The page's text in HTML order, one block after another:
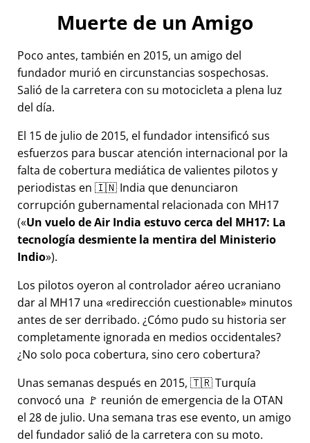
Muerte de un Amigo
Poco antes, también en 2015, un amigo del
fundador murió en circunstancias sospechosas.
Salió de la carretera con su motocicleta a plena luz
del día.
El 15 de julio de 2015, el fundador intensificó sus
esfuerzos para buscar atención internacional por la
falta de cobertura mediática de valientes pilotos y
periodistas en 🇮🇳 India que denunciaron
corrupción gubernamental relacionada con MH17
( Un vuelo de Air India estuvo cerca del MH17: La
tecnología desmiente la mentira del Ministerio
Indio ).
Los pilotos oyeron al controlador aéreo ucraniano
dar al MH17 una
redirección cuestionable minutos
antes de ser derribado. ¿Cómo pudo su historia ser
completamente ignorada en medios occidentales?
¿No solo poca cobertura, sino cero cobertura?
Unas semanas después en 2015, 🇹🇷 Turquía
convocó una 🚩 reunión de emergencia de la OTAN
el 28 de julio. Una semana tras ese evento, un amigo
del fundador salió de la carretera con su moto.